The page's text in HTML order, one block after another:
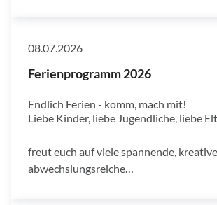
08.07.2026
Ferienprogramm 2026
Endlich Ferien - komm, mach mit!
Liebe Kinder, liebe Jugendliche, liebe
freut euch auf viele spannende,
abwechslungsreiche…